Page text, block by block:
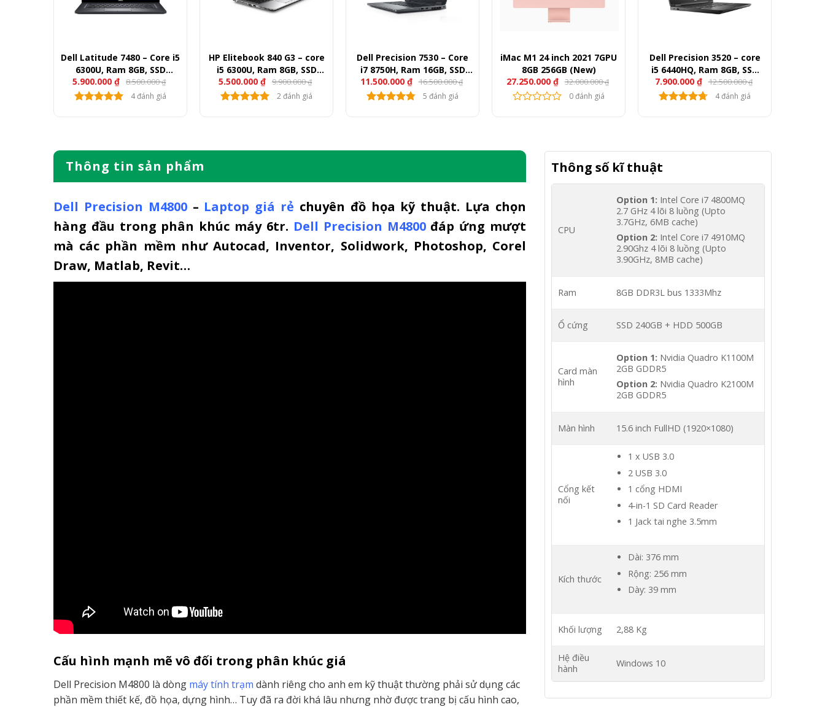
Dell Latitude 7480 – Core i5
6300U, Ram 8GB, SSD
256GB, 14″ FullHD
5.900.000₫ 8.500.000₫
4 đánh giá
HP Elitebook 840 G3 – core
i5 6300U, Ram 8GB, SSD
256GB, 14″ FullHD
5.500.000₫ 9.900.000₫
2 đánh giá
Dell Precision 7530 – Core
i7 8750H, Ram 16GB, SSD
512GB, Quadro P1000, 15.6″
FullHD
11.500.000 ₫ 16.500.000₫
5 đánh giá
iMac M1 24 inch 2021 7GPU
8GB 256GB (New)
27.250.000 ₫ 32.000.000₫
0 đánh giá
Dell Precision 3520 – core
i5 6440HQ, Ram 8GB, SSD
512GB, VGA M620, 15.6″
FullHD
7.900.000 ₫ 12.500.000₫
4 đánh giá
Thông tin sản phẩm
Dell Precision M4800– Laptop giá rẻ chuyên đồ họa kỹ thuật. Lựa chọn
hàng đầu trong phân khúc máy 6tr. Dell Precision M4800đáp ứng mượt
mà các phần mềm như Autocad, Inventor, Solidwork, Photoshop, Corel
Draw, Matlab, Revit…
Cấu hình mạnh mẽ vô đối trong phân khúc giá
Dell Precision M4800 là dòng máy tính trạm dành riêng cho anh em kỹ thuật thường phải sử dụng các
phần mềm thiết kế, đồ họa, dựng hình… Tuy đã ra đời khá lâu nhưng nhờ được trang bị cấu hình cao,
Thông số kĩ thuật
CPU
Option 1: Intel Core i7 4800MQ
2.7 GHz 4 lõi 8 luồng (Upto
3.7GHz, 6MB cache)
Option 2: Intel Core i7 4910MQ
2.90Ghz 4 lõi 8 luồng (Upto
3.90GHz, 8MB cache)
Ram 8GB DDR3L bus 1333Mhz
Ổ cứng SSD 240GB + HDD 500GB
Card màn
hình
Option 1: Nvidia Quadro K1100M
2GB GDDR5
Option 2: Nvidia Quadro K2100M
2GB GDDR5
Màn hình 15.6 inch FullHD (1920×1080)
Cổng kết
nối
1 x USB 3.0
2 USB 3.0
1 cổng HDMI
4-in-1 SD Card Reader
1 Jack tai nghe 3.5mm
Kích thước
Dài: 376 mm
Rộng: 256 mm
Dày: 39 mm
Khối lượng 2,88 Kg
Hệ điều
hành
Windows 10